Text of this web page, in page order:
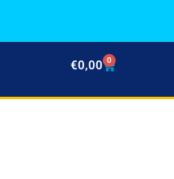
€0,00 0